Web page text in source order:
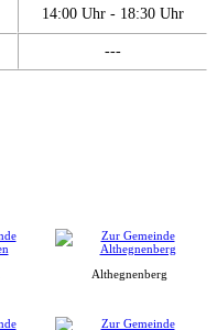
14:00 Uhr - 18:30 Uhr
---
Althegnenberg